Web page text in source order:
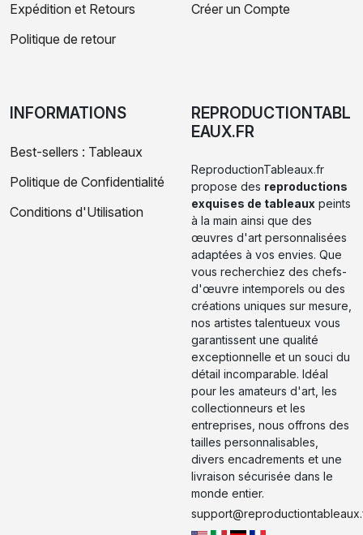
Expédition et Retours
Politique de retour
Créer un Compte
INFORMATIONS
Best-sellers : Tableaux
Politique de Confidentialité
Conditions d'Utilisation
REPRODUCTIONTABL
EAUX.FR
ReproductionTableaux.fr
propose des reproductions
exquises de tableaux peints
à la main ainsi que des
œuvres d'art personnalisées
adaptées à vos envies. Que
vous recherchiez des chefs-
d'œuvre intemporels ou des
créations uniques sur mesure,
nos artistes talentueux vous
garantissent une qualité
exceptionnelle et un souci du
détail incomparable. Idéal
pour les amateurs d'art, les
collectionneurs et les
entreprises, nous offrons des
tailles personnalisables,
divers encadrements et une
livraison sécurisée dans le
monde entier.